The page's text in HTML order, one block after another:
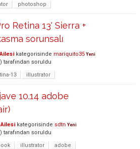
photoshop
Retina 13' Sierra +
sorunsalı
kategorisinde mariquito35 Yeni
tarafından soruldu
13
illustrator
10.14 adobe
kategorisinde sdtn Yeni
tarafından soruldu
illustrator adobe